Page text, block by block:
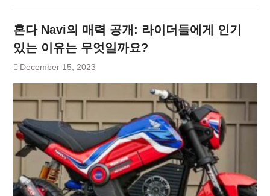
혼다 Navi의 매력 공개: 라이더들에게 인기
있는 이유는 무엇일까요?
December 15, 2023